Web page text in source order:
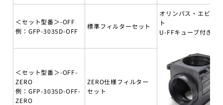
＜セット型番＞-OFF
例：GFP-3035D-OFF
標準フィルターセット
オリンパス・エビデン
ト
U-FFキューブ付き
＜セット型番＞-OFF-
ZERO
例：GFP-3035D-OFF-
ZERO
ZERO仕様フィルター
セット